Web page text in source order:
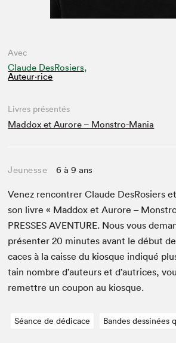
Avec
Claude DesRosiers,
Auteur·rice
Livres présentés
Maddox et Aurore – Monstro-Mania
Jeunesse 6 à 9 ans
Venez ren­con­tr­er Claude DesRosiers
son livre « Mad­dox et Aurore –
PRESS­ES AVEN­TURE. Nous vous
présen­ter20 min­utes avant le début
caces à la caisse du kiosque indiqué
tain nom­bre d’auteurs et d’autrices,
remet­tre un coupon au kiosque.
Séance de dédicace Bandes dessinées